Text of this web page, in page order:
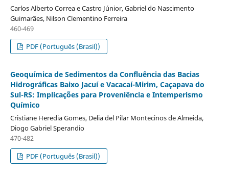
Carlos Alberto Correa e Castro Júnior, Gabriel do Nascimento
Guimarães, Nilson Clementino Ferreira
460-469
PDF (Português (Brasil))
Geoquímica de Sedimentos da Confluência das Bacias
Hidrográficas Baixo Jacuí e Vacacaí-Mirim, Caçapava do
Sul-RS: Implicações para Proveniência e Intemperismo
Químico
Cristiane Heredia Gomes, Delia del Pilar Montecinos de Almeida,
Diogo Gabriel Sperandio
470-482
PDF (Português (Brasil))